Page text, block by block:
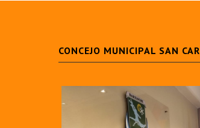
CONCEJO MUNICIPAL SAN